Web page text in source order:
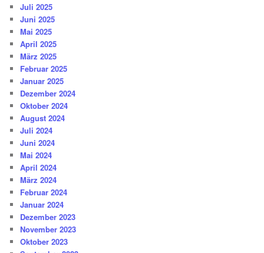
Juli 2025
Juni 2025
Mai 2025
April 2025
März 2025
Februar 2025
Januar 2025
Dezember 2024
Oktober 2024
August 2024
Juli 2024
Juni 2024
Mai 2024
April 2024
März 2024
Februar 2024
Januar 2024
Dezember 2023
November 2023
Oktober 2023